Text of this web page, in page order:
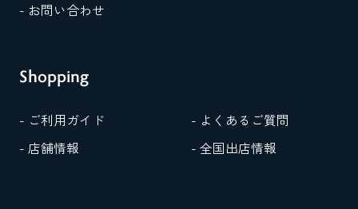
- お問い合わせ
Shopping
- ご利用ガイド
- よくあるご質問
- 店舗情報
- 全国出店情報